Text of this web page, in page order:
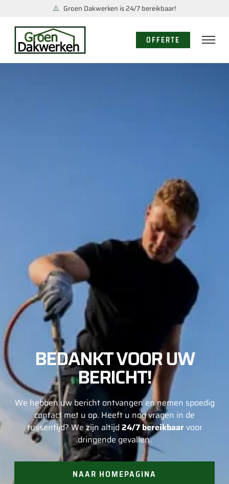
Groen Dakwerken is 24/7 bereikbaar!
OFFERTE
BEDANKT VOOR UW
BERICHT!
We hebben uw bericht ontvangen en nemen spoedig
contact met u op. Heeft u nog vragen in de
tussentijd? We zijn altijd 24/7 bereikbaarvoor
dringende gevallen.
NAAR HOMEPAGINA